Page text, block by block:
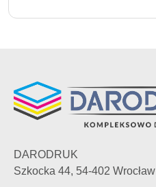
DARODRUK
Szkocka 44, 54-402 Wrocław